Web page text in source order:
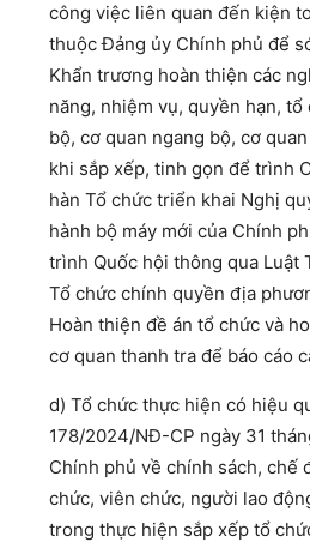
công việc liên quan đến kiện
thuộc Đảng ủy Chính phủ để
Khẩn trương hoàn thiện các
năng, nhiệm vụ, quyền hạn, tổ
bộ, cơ quan ngang bộ, cơ
khi sắp xếp, tinh gọn để trình
hàn Tổ chức triển khai Nghị
hành bộ máy mới của Chính
trình Quốc hội thông qua Luật
Tổ chức chính quyền địa
Hoàn thiện đề án tổ chức và
cơ quan thanh tra để báo cáo
d) Tổ chức thực hiện có hiệu
178/2024/NĐ-CP ngày 31
Chính phủ về chính sách, chế
chức, viên chức, người lao
trong thực hiện sắp xếp tổ